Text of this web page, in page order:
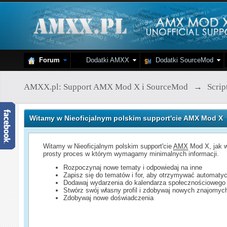
Forum Dodatki AMXX Dodatki SourceMod
AMXX.pl: Support AMX Mod X i SourceMod →
Witamy w Nieoficjalnym polskim support'cie AMX Mod X
Witamy w Nieoficjalnym polskim support'cieAMX Mod X, jak
prosty proces w którym wymagamy minimalnych informacji.
Rozpoczynaj nowe tematy i odpowiedaj na inne
Zapisz się do tematów i for, aby otrzymywać
Dodawaj wydarzenia do kalendarza społecznościowego
Stwórz swój własny profil i zdobywaj nowych
Zdobywaj nowe doświadczenia